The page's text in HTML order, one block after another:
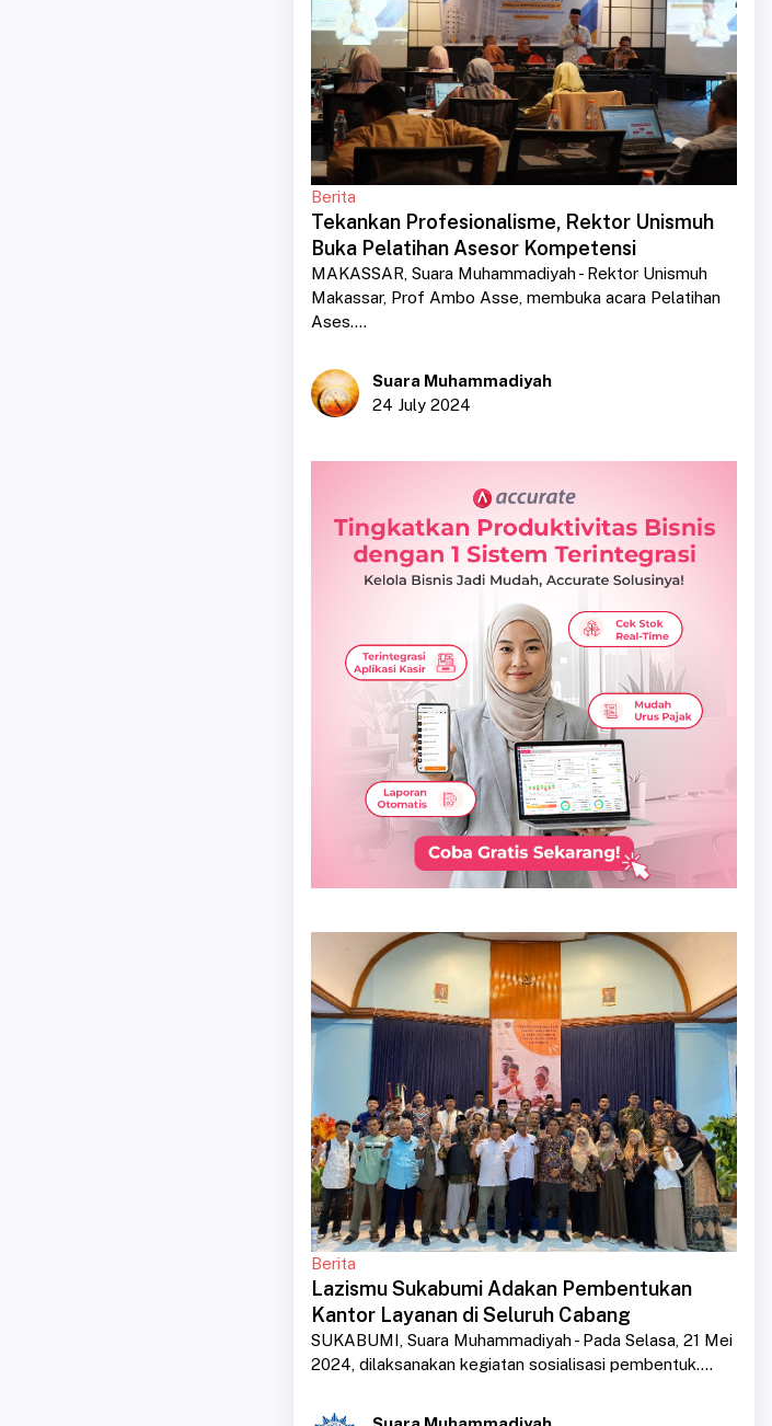
Berita
Tekankan Profesionalisme, Rektor Unismuh
Buka Pelatihan Asesor Kompetensi
MAKASSAR, Suara Muhammadiyah - Rektor Unismuh
Makassar, Prof Ambo Asse, membuka acara Pelatihan
Ases....
Suara Muhammadiyah
24 July 2024
Berita
Lazismu Sukabumi Adakan Pembentukan
Kantor Layanan di Seluruh Cabang
SUKABUMI, Suara Muhammadiyah - Pada Selasa, 21 Mei
2024, dilaksanakan kegiatan sosialisasi pembentuk....